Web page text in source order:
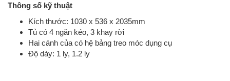
Thông số kỹ thuật
Kích thước: 1030 x 536 x 2035mm
Tủ có 4 ngăn kéo, 3 khay rời
Hai cánh của có hệ bảng treo móc dụng cụ
Độ dày: 1 ly, 1.2 ly